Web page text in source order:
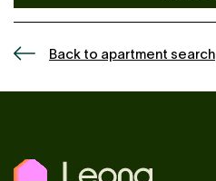
Back to apartment search